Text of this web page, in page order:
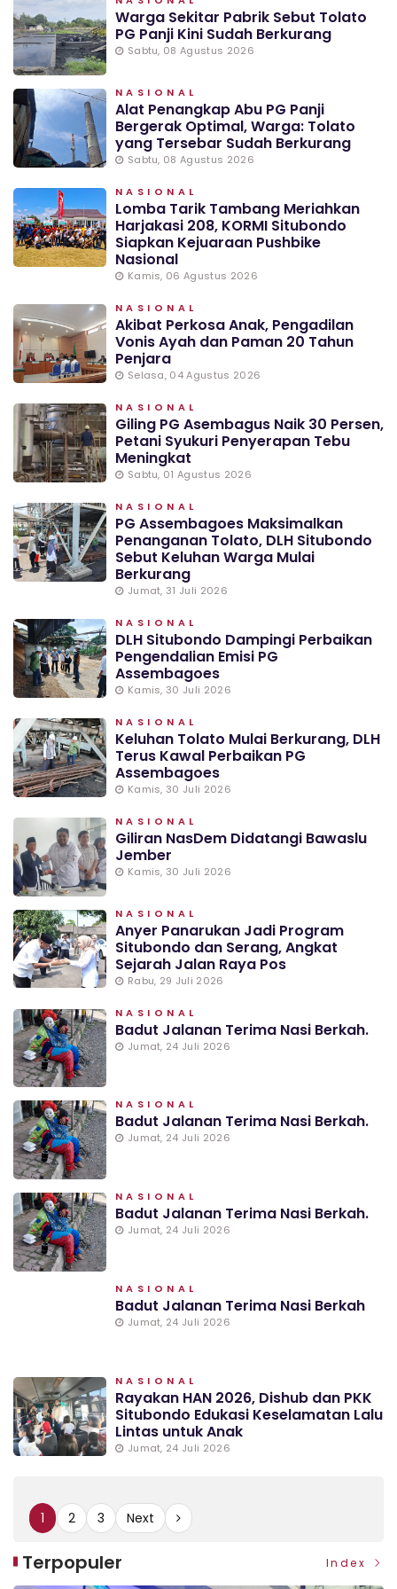
Warga Sekitar Pabrik Sebut Tolato
PG Panji Kini Sudah Berkurang
Sabtu, 08 Agustus 2026
NASIONAL
Alat Penangkap Abu PG Panji
Bergerak Optimal, Warga: Tolato
yang Tersebar Sudah Berkurang
Sabtu, 08 Agustus 2026
NASIONAL
Lomba Tarik Tambang Meriahkan
Harjakasi 208, KORMI Situbondo
Siapkan Kejuaraan Pushbike
Nasional
Kamis, 06 Agustus 2026
NASIONAL
Akibat Perkosa Anak, Pengadilan
Vonis Ayah dan Paman 20 Tahun
Penjara
Selasa, 04 Agustus 2026
NASIONAL
Giling PG Asembagus Naik 30 Persen,
Petani Syukuri Penyerapan Tebu
Meningkat
Sabtu, 01 Agustus 2026
NASIONAL
PG Assembagoes Maksimalkan
Penanganan Tolato, DLH Situbondo
Sebut Keluhan Warga Mulai
Berkurang
Jumat, 31 Juli 2026
NASIONAL
DLH Situbondo Dampingi Perbaikan
Pengendalian Emisi PG
Assembagoes
Kamis, 30 Juli 2026
NASIONAL
Keluhan Tolato Mulai Berkurang, DLH
Terus Kawal Perbaikan PG
Assembagoes
Kamis, 30 Juli 2026
NASIONAL
Giliran NasDem Didatangi Bawaslu
Jember
Kamis, 30 Juli 2026
NASIONAL
Anyer Panarukan Jadi Program
Situbondo dan Serang, Angkat
Sejarah Jalan Raya Pos
Rabu, 29 Juli 2026
NASIONAL
Badut Jalanan Terima Nasi Berkah.
Jumat, 24 Juli 2026
NASIONAL
Badut Jalanan Terima Nasi Berkah.
Jumat, 24 Juli 2026
NASIONAL
Badut Jalanan Terima Nasi Berkah.
Jumat, 24 Juli 2026
NASIONAL
Badut Jalanan Terima Nasi Berkah
Jumat, 24 Juli 2026
NASIONAL
Rayakan HAN 2026, Dishub dan PKK
Situbondo Edukasi Keselamatan Lalu
Lintas untuk Anak
Jumat, 24 Juli 2026
1 2 3 Next
Terpopuler Index